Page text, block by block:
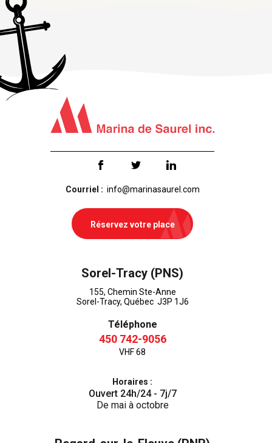
Sorel-Tracy (PNS)
155, Chemin Ste-Anne
Sorel-Tracy, Québec J3P 1J6
Téléphone
450 742-9056
VHF 68
Horaires :
Ouvert 24h/24 - 7j/7
De mai à octobre
Courriel : info@marinasaurel.com
Réservez votre place